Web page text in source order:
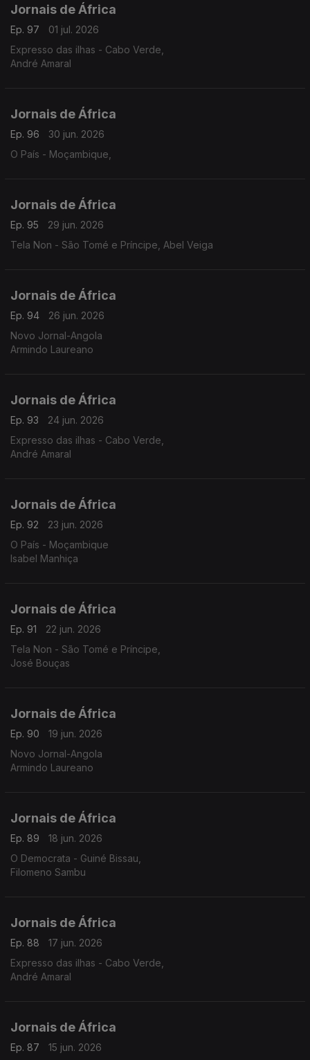
Jornais de África
Ep. 97
01 jul. 2026
Expresso das ilhas - Cabo Verde,
André Amaral
Jornais de África
Ep. 96
30 jun. 2026
O País - Moçambique,
Jornais de África
Ep. 95
29 jun. 2026
Tela Non - São Tomé e Príncipe, Abel Veiga
Jornais de África
Ep. 94
26 jun. 2026
Novo Jornal-Angola
Armindo Laureano
Jornais de África
Ep. 93
24 jun. 2026
Expresso das ilhas - Cabo Verde,
André Amaral
Jornais de África
Ep. 92
23 jun. 2026
O País - Moçambique
Isabel Manhiça
Jornais de África
Ep. 91
22 jun. 2026
Tela Non - São Tomé e Príncipe,
José Bouças
Jornais de África
Ep. 90
19 jun. 2026
Novo Jornal-Angola
Armindo Laureano
Jornais de África
Ep. 89
18 jun. 2026
O Democrata - Guiné Bissau,
Filomeno Sambu
Jornais de África
Ep. 88
17 jun. 2026
Expresso das ilhas - Cabo Verde,
André Amaral
Jornais de África
Ep. 87
15 jun. 2026